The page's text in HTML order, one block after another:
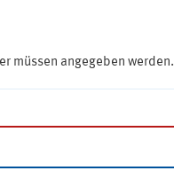
müssen angegeben werden.